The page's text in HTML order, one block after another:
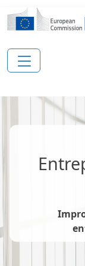
Salta al contenuto